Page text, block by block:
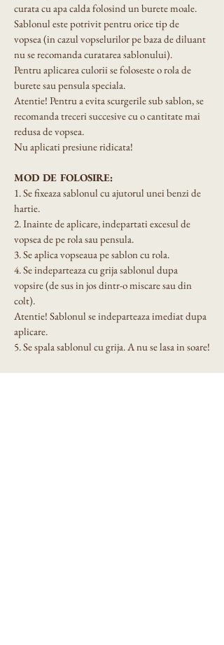
curata cu apa calda folosind un burete moale.
Sablonul este potrivit pentru orice tip de
vopsea (in cazul vopselurilor pe baza de diluant
nu se recomanda curatarea sablonului).
Pentru aplicarea culorii se foloseste o rola de
burete sau pensula speciala.
Atentie! Pentru a evita scurgerile sub sablon, se
recomanda treceri succesive cu o cantitate mai
redusa de vopsea.
Nu aplicati presiune ridicata!
MOD DE FOLOSIRE:
1. Se fixeaza sablonul cu ajutorul unei benzi de
hartie.
2. Inainte de aplicare, indepartati excesul de
vopsea de pe rola sau pensula.
3. Se aplica vopseaua pe sablon cu rola.
4. Se indeparteaza cu grija sablonul dupa
vopsire (de sus in jos dintr-o miscare sau din
colt).
Atentie! Sablonul se indeparteaza imediat dupa
aplicare.
5. Se spala sablonul cu grija. A nu se lasa in soare!
Dimensiune sablon: A4